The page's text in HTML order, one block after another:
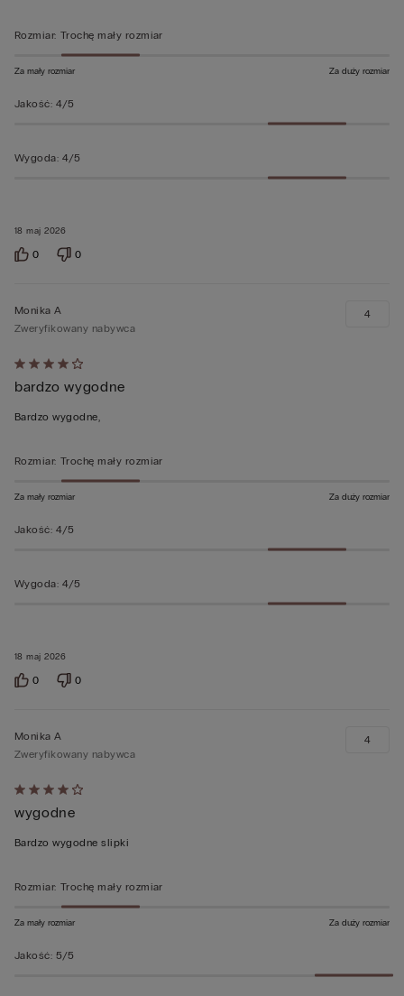
18 maj 2026
Rozmiar: Trochę mały rozmiar
Za mały rozmiar Za duży rozmiar
Jakość: 4/5
Wygoda: 4/5
0 0
Ocena
4
z
18 maj 2026
Monika A
Zweryfikowany nabywca
bardzo wygodne
Bardzo wygodne,
4
Rozmiar: Trochę mały rozmiar
Za mały rozmiar Za duży rozmiar
Jakość: 4/5
Wygoda: 4/5
0 0
Ocena
4
z
Monika A
Zweryfikowany nabywca
wygodne
Bardzo wygodne slipki
4
Rozmiar: Trochę mały rozmiar
Za mały rozmiar Za duży rozmiar
Jakość: 5/5